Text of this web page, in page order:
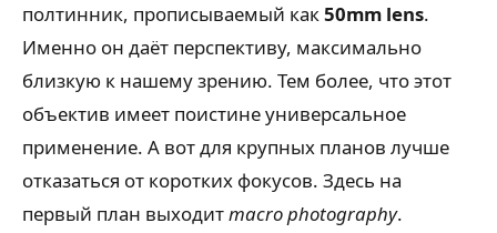
полтинник, прописываемый как50mm lens.
Именно он даёт перспективу, максимально
близкую к нашему зрению. Тем более, что этот
объектив имеет поистине универсальное
применение. А вот для крупных планов лучше
отказаться от коротких фокусов. Здесь на
первый план выходитmacro photography.